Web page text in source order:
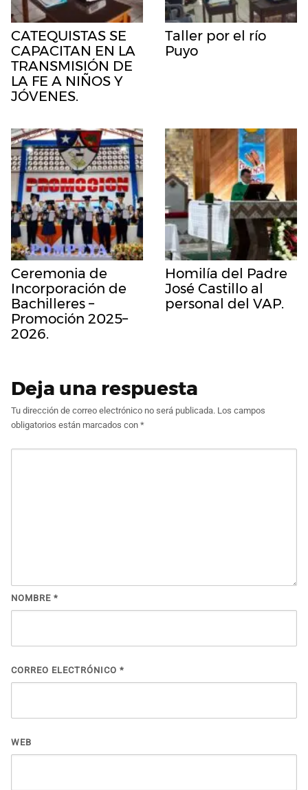
CATEQUISTAS SE
CAPACITAN EN LA
TRANSMISIÓN DE
LA FE A NIÑOS Y
JÓVENES.
Taller por el río
Puyo
Ceremonia de
Incorporación de
Bachilleres –
Promoción 2025–
2026.
Homilía del Padre
José Castillo al
personal del VAP.
Deja una respuesta
Tu dirección de correo electrónico no será publicada. Los campos
obligatorios están marcados con *
NOMBRE *
CORREO ELECTRÓNICO *
WEB